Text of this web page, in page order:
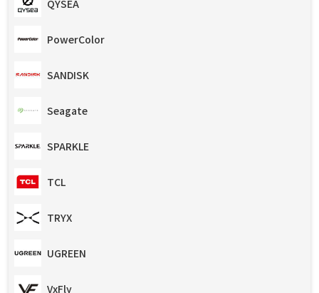
QYSEA
PowerColor
SANDISK
Seagate
SPARKLE
TCL
TRYX
UGREEN
VxFly